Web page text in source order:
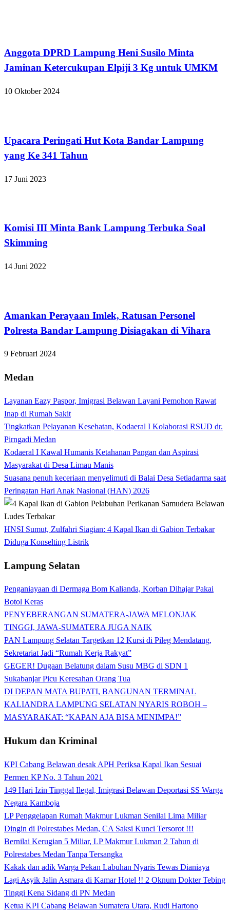
Anggota DPRD Lampung Heni Susilo Minta
Jaminan Ketercukupan Elpiji 3 Kg untuk UMKM
10 Oktober 2024
Upacara Peringati Hut Kota Bandar Lampung
yang Ke 341 Tahun
17 Juni 2023
Komisi III Minta Bank Lampung Terbuka Soal
Skimming
14 Juni 2022
Amankan Perayaan Imlek, Ratusan Personel
Polresta Bandar Lampung Disiagakan di Vihara
9 Februari 2024
Medan
Layanan Eazy Paspor, Imigrasi Belawan Layani Pemohon Rawat
Inap di Rumah Sakit
Tingkatkan Pelayanan Kesehatan, Kodaeral I Kolaborasi RSUD dr.
Pirngadi Medan‎
Kodaeral I Kawal Humanis Ketahanan Pangan dan Aspirasi
Masyarakat di Desa Limau Manis
Suasana penuh keceriaan menyelimuti di Balai Desa Setiadarma saat
Peringatan Hari Anak Nasional (HAN) 2026
HNSI Sumut, Zulfahri Siagian: 4 Kapal Ikan di Gabion Terbakar
Diduga Konselting Listrik
Lampung Selatan
Penganiayaan di Dermaga Bom Kalianda, Korban Dihajar Pakai
Botol Keras
PENYEBERANGAN SUMATERA-JAWA MELONJAK
TINGGI, JAWA-SUMATERA JUGA NAIK
PAN Lampung Selatan Targetkan 12 Kursi di Pileg Mendatang,
Sekretariat Jadi “Rumah Kerja Rakyat”
GEGER! Dugaan Belatung dalam Susu MBG di SDN 1
Sukabanjar Picu Keresahan Orang Tua
DI DEPAN MATA BUPATI, BANGUNAN TERMINAL
KALIANDRA LAMPUNG SELATAN NYARIS ROBOH –
MASYARAKAT: “KAPAN AJA BISA MENIMPA!”
Hukum dan Kriminal
KPI Cabang Belawan desak APH Periksa Kapal Ikan Sesuai
Permen KP No. 3 Tahun 2021
149 Hari Izin Tinggal Ilegal, Imigrasi Belawan Deportasi SS Warga
Negara Kamboja
LP Penggelapan Rumah Makmur Lukman Senilai Lima Miliar
Dingin di Polrestabes Medan, CA Saksi Kunci Tersorot !!!
Bernilai Kerugian 5 Miliar, LP Makmur Lukman 2 Tahun di
Polrestabes Medan Tanpa Tersangka
Kakak dan adik Warga Pekan Labuhan Nyaris Tewas Dianiaya
Lagi Asyik Jalin Asmara di Kamar Hotel !! 2 Oknum Dokter Tebing
Tinggi Kena Sidang di PN Medan
Ketua KPI Cabang Belawan Sumatera Utara, Rudi Hartono